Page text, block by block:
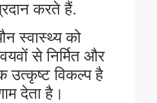
करते हैं.
स्वास्थ्य को
से निर्मित और
उत्कृष्ट विकल्प है
देता है।